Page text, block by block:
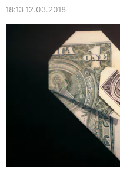
18:13 12.03.2018